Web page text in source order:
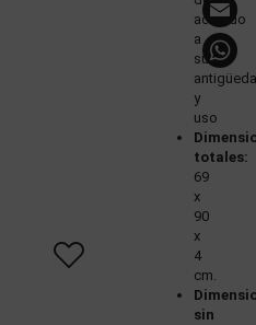
acuerdo
a
su
y
uso
totales:
69
x
90
x
4
cm.
sin